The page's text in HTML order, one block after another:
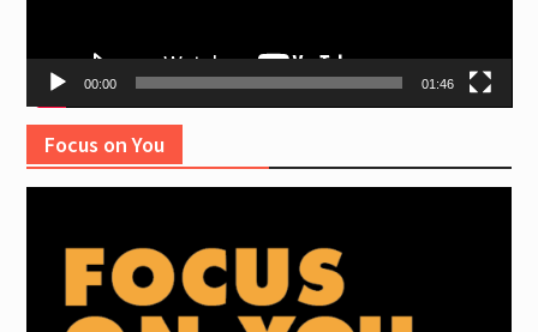
00:00 01:46
Focus on You